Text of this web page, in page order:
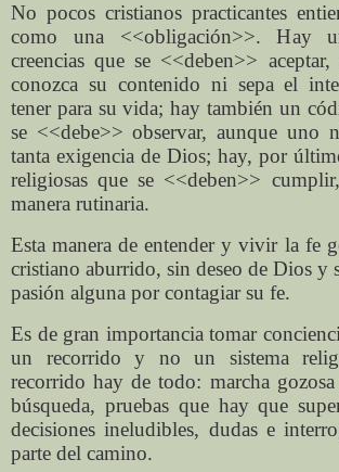
No pocos cristianos practicantes
como una <<obligación>>. Hay
creencias que se <<deben>>
conozca su contenido ni sepa el
tener para su vida; hay también un
se <<debe>> observar, aunque uno
tanta exigencia de Dios; hay, por
religiosas que se <<deben>>
manera rutinaria.
Esta manera de entender y vivir la fe
cristiano aburrido, sin deseo de Dios y
pasión alguna por contagiar su fe.
Es de gran importancia tomar
un recorrido y no un sistema
recorrido hay de todo: marcha
búsqueda, pruebas que hay que
decisiones ineludibles, dudas e
parte del camino.